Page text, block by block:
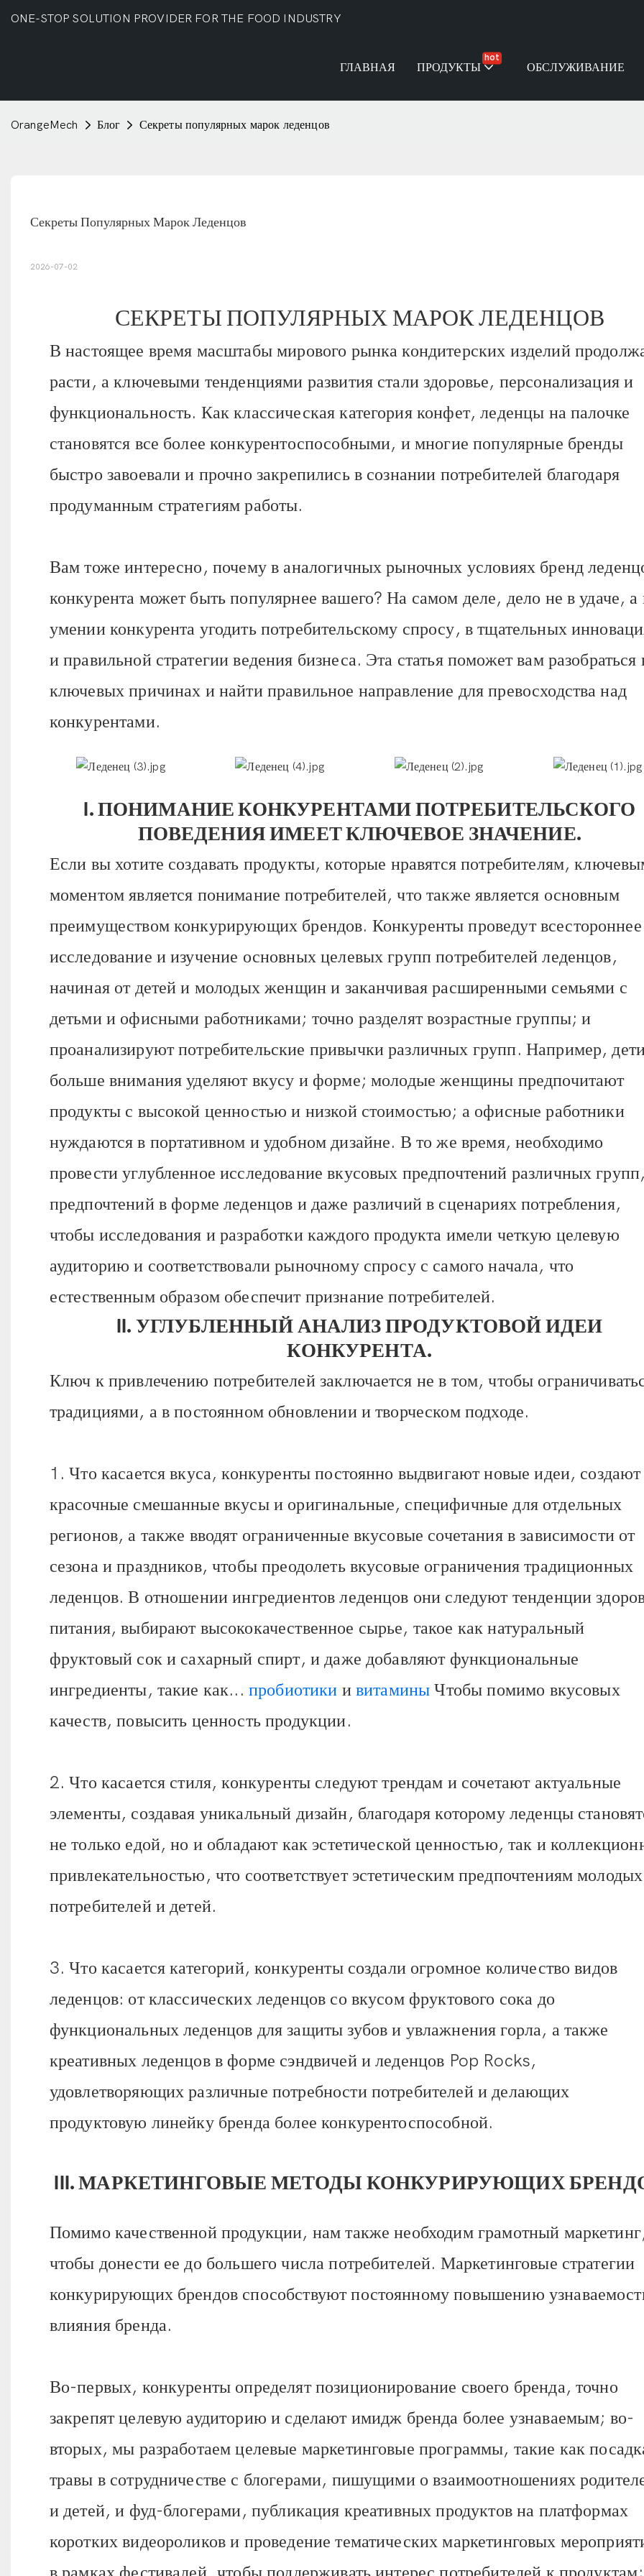
ONE-STOP SOLUTION PROVIDER FOR THE FOOD INDUSTRY
ГЛАВНАЯ ПРОДУКТЫ
hot
ОБСЛУЖИВАНИЕ
OrangeMech Блог Секреты популярных марок леденцов
Секреты Популярных Марок Леденцов
2026-07-02
СЕКРЕТЫ ПОПУЛЯРНЫХ МАРОК ЛЕДЕНЦОВ
В настоящее время масштабы мирового рынка кондитерских изделий
расти, а ключевыми тенденциями развития стали здоровье, персонализация и
функциональность. Как классическая категория конфет, леденцы на палочке
становятся все более конкурентоспособными, и многие популярные бренды
быстро завоевали и прочно закрепились в сознании потребителей благодаря
продуманным стратегиям работы.
Вам тоже интересно, почему в аналогичных рыночных условиях бренд
конкурента может быть популярнее вашего? На самом деле, дело не в удаче, а
умении конкурента угодить потребительскому спросу, в тщательных
и правильной стратегии ведения бизнеса. Эта статья поможет вам разобраться
ключевых причинах и найти правильное направление для превосходства над
конкурентами.
I. ПОНИМАНИЕ КОНКУРЕНТАМИ ПОТРЕБИТЕЛЬСКОГО
ПОВЕДЕНИЯ ИМЕЕТ КЛЮЧЕВОЕ ЗНАЧЕНИЕ.
Если вы хотите создавать продукты, которые нравятся потребителям,
моментом является понимание потребителей, что также является основным
преимуществом конкурирующих брендов. Конкуренты проведут всестороннее
исследование и изучение основных целевых групп потребителей леденцов,
начиная от детей и молодых женщин и заканчивая расширенными семьями с
детьми и офисными работниками; точно разделят возрастные группы; и
проанализируют потребительские привычки различных групп. Например,
больше внимания уделяют вкусу и форме; молодые женщины предпочитают
продукты с высокой ценностью и низкой стоимостью; а офисные работники
нуждаются в портативном и удобном дизайне. В то же время, необходимо
провести углубленное исследование вкусовых предпочтений различных
предпочтений в форме леденцов и даже различий в сценариях потребления,
чтобы исследования и разработки каждого продукта имели четкую целевую
аудиторию и соответствовали рыночному спросу с самого начала, что
естественным образом обеспечит признание потребителей.
II. УГЛУБЛЕННЫЙ АНАЛИЗ ПРОДУКТОВОЙ ИДЕИ
КОНКУРЕНТА.
Ключ к привлечению потребителей заключается не в том, чтобы
традициями, а в постоянном обновлении и творческом подходе.
1. Что касается вкуса, конкуренты постоянно выдвигают новые идеи, создают
красочные смешанные вкусы и оригинальные, специфичные для отдельных
регионов, а также вводят ограниченные вкусовые сочетания в зависимости от
сезона и праздников, чтобы преодолеть вкусовые ограничения традиционных
леденцов. В отношении ингредиентов леденцов они следуют тенденции
питания, выбирают высококачественное сырье, такое как натуральный
фруктовый сок и сахарный спирт, и даже добавляют функциональные
ингредиенты, такие как... пробиотики ивитамины Чтобы помимо вкусовых
качеств, повысить ценность продукции.
2. Что касается стиля, конкуренты следуют трендам и сочетают актуальные
элементы, создавая уникальный дизайн, благодаря которому леденцы
не только едой, но и обладают как эстетической ценностью, так и
привлекательностью, что соответствует эстетическим предпочтениям молодых
потребителей и детей.
3. Что касается категорий, конкуренты создали огромное количество видов
леденцов: от классических леденцов со вкусом фруктового сока до
функциональных леденцов для защиты зубов и увлажнения горла, а также
креативных леденцов в форме сэндвичей и леденцов Pop Rocks,
удовлетворяющих различные потребности потребителей и делающих
продуктовую линейку бренда более конкурентоспособной.
III. МАРКЕТИНГОВЫЕ МЕТОДЫ КОНКУРИРУЮЩИХ
Помимо качественной продукции, нам также необходим грамотный
чтобы донести ее до большего числа потребителей. Маркетинговые стратегии
конкурирующих брендов способствуют постоянному повышению
влияния бренда.
Во-первых, конкуренты определят позиционирование своего бренда, точно
закрепят целевую аудиторию и сделают имидж бренда более узнаваемым; во-
вторых, мы разработаем целевые маркетинговые программы, такие как
травы в сотрудничестве с блогерами, пишущими о взаимоотношениях
и детей, и фуд-блогерами, публикация креативных продуктов на платформах
коротких видеороликов и проведение тематических маркетинговых